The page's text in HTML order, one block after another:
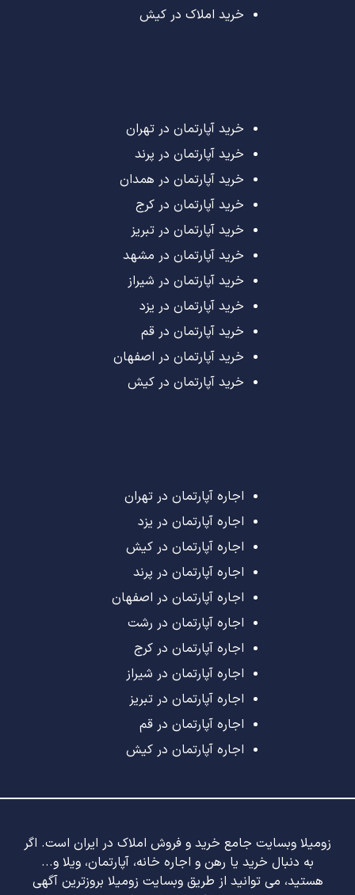
خرید املاک در کیش
خرید آپارتمان در تهران
خرید آپارتمان در پرند
خرید آپارتمان در همدان
خرید آپارتمان در کرج
خرید آپارتمان در تبریز
خرید آپارتمان در مشهد
خرید آپارتمان در شیراز
خرید آپارتمان در یزد
خرید آپارتمان در قم
خرید آپارتمان در اصفهان
خرید آپارتمان در کیش
اجاره آپارتمان در تهران
اجاره آپارتمان در یزد
اجاره آپارتمان در کیش
اجاره آپارتمان در پرند
اجاره آپارتمان در اصفهان
اجاره آپارتمان در رشت
اجاره آپارتمان در کرج
اجاره آپارتمان در شیراز
اجاره آپارتمان در تبریز
اجاره آپارتمان در قم
اجاره آپارتمان در کیش
زومیلا وبسایت جامع خرید و فروش املاک در ایران است. اگر
به دنبال خرید یا رهن و اجاره خانه، آپارتمان، ویلا و...
هستید، می توانید از طریق وبسایت زومیلا بروزترین آگهی